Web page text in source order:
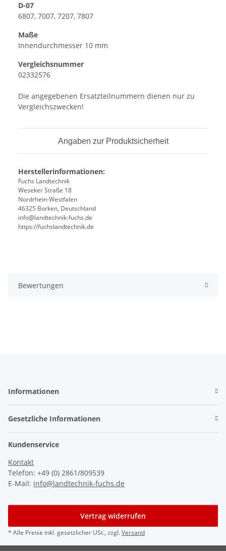
D-07
6807, 7007, 7207, 7807
Maße
Innendurchmesser 10 mm
Vergleichsnummer
02332576
Die angegebenen Ersatzteilnummern dienen nur zu
Vergleichszwecken!
Angaben zur Produktsicherheit
Herstellerinformationen:
Fuchs Landtechnik
Weseker Straße 18
Nordrhein-Westfalen
46325 Borken, Deutschland
info@landtechnik-fuchs.de
https://fuchslandtechnik.de
Bewertungen
Informationen
Gesetzliche Informationen
Kundenservice
Kontakt
Telefon: +49 (0) 2861/809539
E-Mail: info@landtechnik-fuchs.de
Vertrag widerrufen
* Alle Preise inkl. gesetzlicher USt., zzgl.Versand